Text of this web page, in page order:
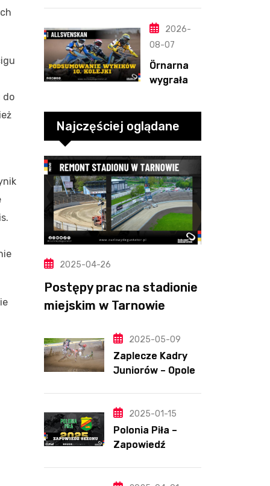
do
Ellisa
y. „Gryfy”
z
dwunasty
m
zwycięstw
2026-
08-07
Örnarna
wygrała
zasadnicz
ą. Debiut
Tondera w
Najczęściej oglądane
2025-04-26
Postępy prac na stadionie
miejskim w Tarnowie
2025-05-09
Zaplecze Kadry
Juniorów – Opole,
2025-01-15
Polonia Piła –
Zapowiedź